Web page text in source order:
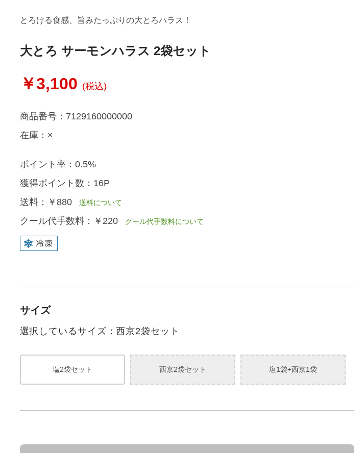
とろける食感、旨みたっぷりの大とろハラス！
大とろ サーモンハラス 2袋セット
￥3,100 (税込)
商品番号： 7129160000000
在庫： ×
ポイント率： 0.5%
獲得ポイント数： 16P
送料： ￥880送料について
クール代手数料： ￥220クール代手数料について
サイズ
選択しているサイズ：西京2袋セット
塩2袋セット 西京2袋セット 塩1袋+西京1袋